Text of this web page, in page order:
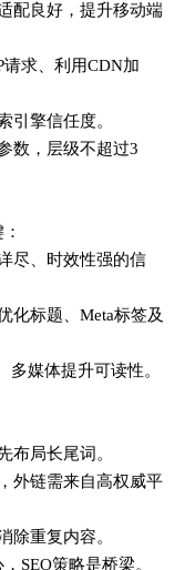
配良好，提升移动端
求、利用CDN加
引擎信任度‌。
数，层级不超过3
尽、时效性强的信
化标题、Meta标签及
媒体提升可读性。
布局长尾词‌。
外链需来自高权威平
除重复内容。
SEO策略是桥梁。